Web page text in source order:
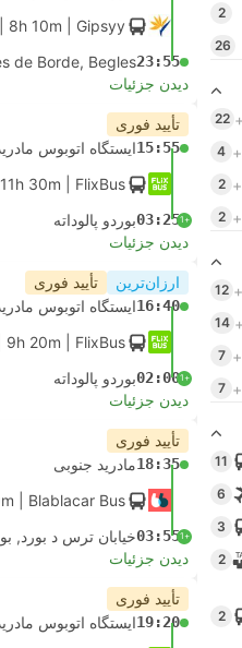
2
26
22
4
2
2
12
14
7
7
11
6
3
2
2
8h 10m | Gipsyy
23:55
de Borde, Begles
دیدن جزئیات
تأیید فوری
15:55ایستگاه اتوبوس
11h 30m | FlixBus
+1
03:25بوردو پالوداته
دیدن جزئیات
ارزان‌ترین تأیید فوری
16:40ایستگاه اتوبوس
9h 20m | FlixBus
+1
02:00بوردو پالوداته
دیدن جزئیات
تأیید فوری
18:35مادرید جنوبی
| Blablacar Bus
+1
03:55خیابان ترس د بورد,
دیدن جزئیات
تأیید فوری
19:20ایستگاه اتوبوس